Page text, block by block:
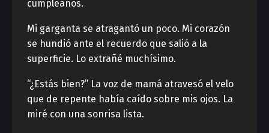
cumpleaños.
Mi garganta se atragantó un poco. Mi corazón
se hundió ante el recuerdo que salió a la
superficie. Lo extrañé muchísimo.
“¿Estás bien?” La voz de mamá atravesó el velo
que de repente había caído sobre mis ojos. La
miré con una sonrisa lista.